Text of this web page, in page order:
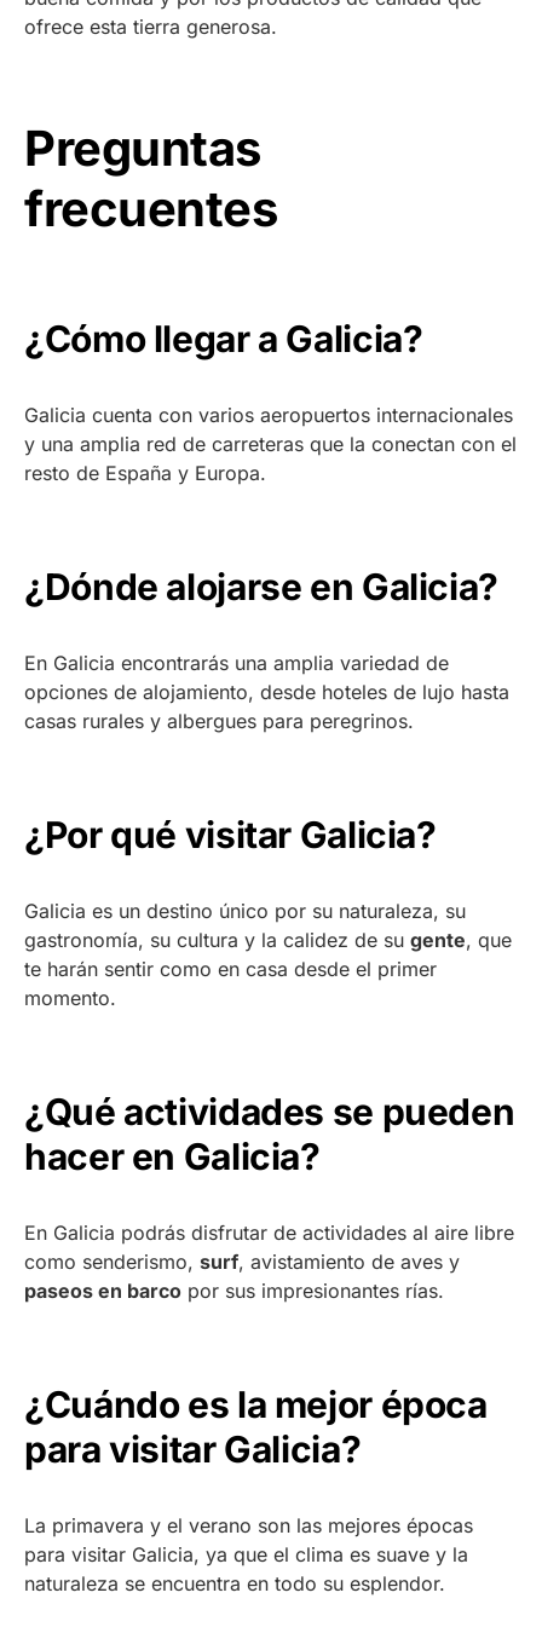
ofrece esta tierra generosa.
Preguntas
frecuentes
¿Cómo llegar a Galicia?
Galicia cuenta con varios aeropuertos internacionales
y una amplia red de carreteras que la conectan con el
resto de España y Europa.
¿Dónde alojarse en Galicia?
En Galicia encontrarás una amplia variedad de
opciones de alojamiento, desde hoteles de lujo hasta
casas rurales y albergues para peregrinos.
¿Por qué visitar Galicia?
Galicia es un destino único por su naturaleza, su
gastronomía, su cultura y la calidez de su gente, que
te harán sentir como en casa desde el primer
momento.
¿Qué actividades se pueden
hacer en Galicia?
En Galicia podrás disfrutar de actividades al aire libre
como senderismo, surf, avistamiento de aves y
paseos en barco por sus impresionantes rías.
¿Cuándo es la mejor época
para visitar Galicia?
La primavera y el verano son las mejores épocas
para visitar Galicia, ya que el clima es suave y la
naturaleza se encuentra en todo su esplendor.